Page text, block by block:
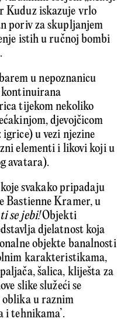
Kuduz iskazuje vrlo
poriv za skupljanjem
istih u ručnoj bombi
u nepoznanicu
tijekom nekoliko
djevojčicom
u vezi njezine
elementi i likovi koji u
avatara).
svakako pripadaju
Bastienne Kramer, u
se jebi!Objekti
djelatnost koja
objekte banalnosti
karakteristikama,
šalica, kliješta za
slike služeći se
u raznim
i tehnikama’.